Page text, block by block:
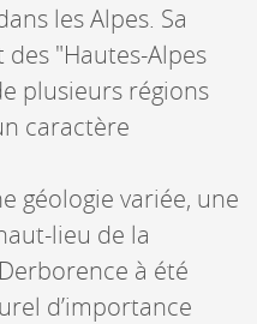
les Alpes. Sa
des "Hautes-Alpes
plusieurs régions
caractère
géologie variée, une
lieu de la
à été
d’importance